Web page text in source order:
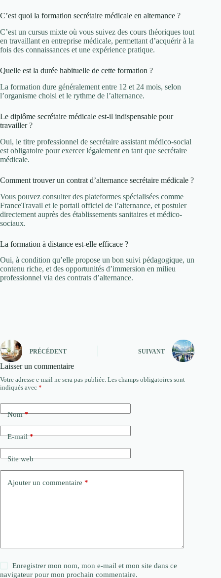
C’est quoi la formation secrétaire médicale en alternance ?
C’est un cursus mixte où vous suivez des cours théoriques tout
en travaillant en entreprise médicale, permettant d’acquérir à la
fois des connaissances et une expérience pratique.
Quelle est la durée habituelle de cette formation ?
La formation dure généralement entre 12 et 24 mois, selon
l’organisme choisi et le rythme de l’alternance.
Le diplôme secrétaire médicale est-il indispensable pour
travailler ?
Oui, le titre professionnel de secrétaire assistant médico-social
est obligatoire pour exercer légalement en tant que secrétaire
médicale.
Comment trouver un contrat d’alternance secrétaire médicale ?
Vous pouvez consulter des plateformes spécialisées comme
FranceTravail et le portail officiel de l’alternance, et postuler
directement auprès des établissements sanitaires et médico-
sociaux.
La formation à distance est-elle efficace ?
Oui, à condition qu’elle propose un bon suivi pédagogique, un
contenu riche, et des opportunités d’immersion en milieu
professionnel via des contrats d’alternance.
PRÉCÉDENT SUIVANT
Laisser un commentaire
Votre adresse e-mail ne sera pas publiée. Les champs obligatoires sont
indiqués avec *
Nom*
E-mail*
Site web
Ajouter un commentaire *
Enregistrer mon nom, mon e-mail et mon site dans ce
navigateur pour mon prochain commentaire.